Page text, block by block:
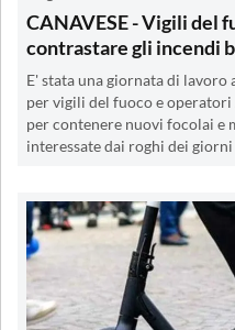
CANAVESE - Vigili del
contrastare gli incendi
E' stata una giornata di lavoro
per vigili del fuoco e
per contenere nuovi focolai e
interessate dai roghi dei giorni